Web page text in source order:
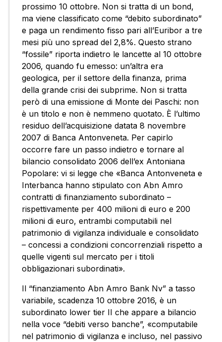
prossimo 10 ottobre. Non si tratta di un bond,
ma viene classificato come “debito subordinato”
e paga un rendimento fisso pari all’Euribor a tre
mesi più uno spread del 2,8%. Questo strano
“fossile” riporta indietro le lancette al 10 ottobre
2006, quando fu emesso: un’altra era
geologica, per il settore della finanza, prima
della grande crisi dei subprime. Non si tratta
però di una emissione di Monte dei Paschi: non
è un titolo e non è nemmeno quotato. È l’ultimo
residuo dell’acquisizione datata 8 novembre
2007 di Banca Antonveneta. Per capirlo
occorre fare un passo indietro e tornare al
bilancio consolidato 2006 dell’ex Antoniana
Popolare: vi si legge che «Banca Antonveneta e
Interbanca hanno stipulato con Abn Amro
contratti di finanziamento subordinato –
rispettivamente per 400 milioni di euro e 200
milioni di euro, entrambi computabili nel
patrimonio di vigilanza individuale e consolidato
– concessi a condizioni concorrenziali rispetto a
quelle vigenti sul mercato per i titoli
obbligazionari subordinati».
Il “finanziamento Abn Amro Bank Nv” a tasso
variabile, scadenza 10 ottobre 2016, è un
subordinato lower tier II che appare a bilancio
nella voce “debiti verso banche”, «computabile
nel patrimonio di vigilanza e incluso, nel passivo